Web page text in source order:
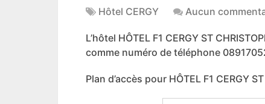
Hôtel CERGY Aucun
L’hôtel HÔTEL F1 CERGY ST
comme numéro de téléphone
Plan d’accès pour HÔTEL F1 CERGY